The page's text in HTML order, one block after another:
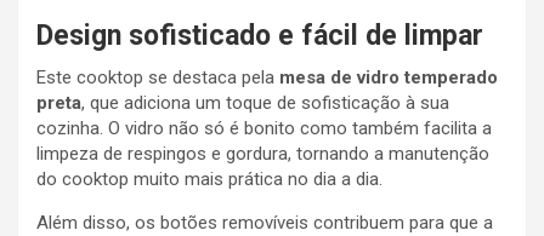
Design sofisticado e fácil de limpar
Este cooktop se destaca pela mesa de vidro temperado
preta, que adiciona um toque de sofisticação à sua
cozinha. O vidro não só é bonito como também facilita a
limpeza de respingos e gordura, tornando a manutenção
do cooktop muito mais prática no dia a dia.
Além disso, os botões removíveis contribuem para que a